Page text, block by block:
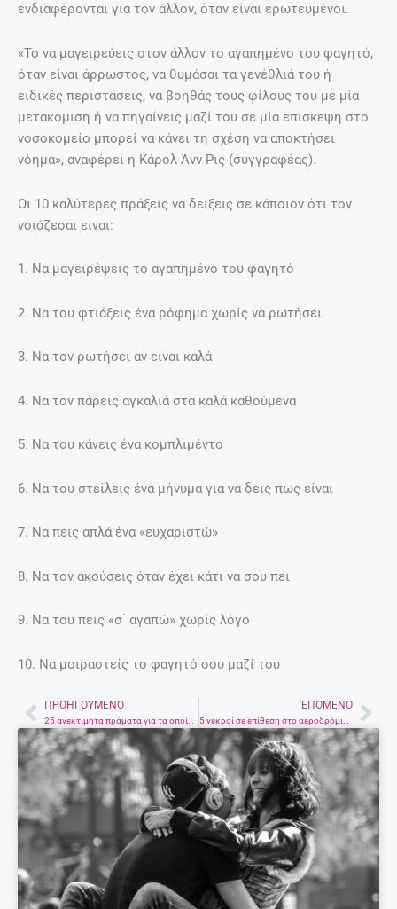
ενδιαφέρονται για τον άλλον, όταν είναι ερωτευμένοι.
«Το να μαγειρεύεις στον άλλον το αγαπημένο του φαγητό,
όταν είναι άρρωστος, να θυμάσαι τα γενέθλιά του ή
ειδικές περιστάσεις, να βοηθάς τους φίλους του με μία
μετακόμιση ή να πηγαίνεις μαζί του σε μία επίσκεψη στο
νοσοκομείο μπορεί να κάνει τη σχέση να αποκτήσει
νόημα», αναφέρει η Κάρολ Άνν Ρις (συγγραφέας).
Οι 10 καλύτερες πράξεις να δείξεις σε κάποιον ότι τον
νοιάζεσαι είναι:
1. Να μαγειρέψεις το αγαπημένο του φαγητό
2. Να του φτιάξεις ένα ρόφημα χωρίς να ρωτήσει.
3. Να τον ρωτήσει αν είναι καλά
4. Να τον πάρεις αγκαλιά στα καλά καθούμενα
5. Να του κάνεις ένα κομπλιμέντο
6. Να του στείλεις ένα μήνυμα για να δεις πως είναι
7. Να πεις απλά ένα «ευχαριστώ»
8. Να τον ακούσεις όταν έχει κάτι να σου πει
9. Να του πεις «σ΄ αγαπώ» χωρίς λόγο
10. Να μοιραστείς το φαγητό σου μαζί του
PrevΠΡΟΗΓΟΎΜΕΝΟ
25 ανεκτίμητα πράματα για τα οποία δεν χρειάζεσαι χρήματα…
ΕΠΌΜΕΝΟ
5 νεκροί σε επίθεση στο αεροδρόμιο της Φλόριντα. Συνελήφθη ο δράστης.